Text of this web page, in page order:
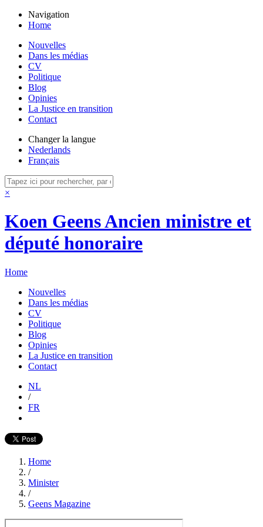
Navigation
Home
Nouvelles
Dans les médias
CV
Politique
Blog
Opinies
La Justice en transition
Contact
Changer la langue
Nederlands
Français
×
Koen GeensAncien ministre et
député honoraire
Home
Nouvelles
Dans les médias
CV
Politique
Blog
Opinies
La Justice en transition
Contact
NL
/
FR
Home
/
Minister
/
Geens Magazine